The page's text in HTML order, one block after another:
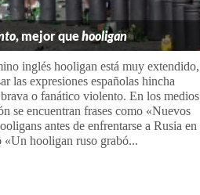
, mejor quehooligan
inglés hooligan está muy extendido,
las expresiones españolas hincha
o fanático violento. En los medios
se encuentran frases como «Nuevos
antes de enfrentarse a Rusia en
«Un hooligan ruso grabó...